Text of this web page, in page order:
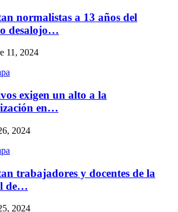
normalistas a 13 años del
desalojo…
11, 2024
exigen un alto a la
en…
2024
trabajadores y docentes de la
de…
2024